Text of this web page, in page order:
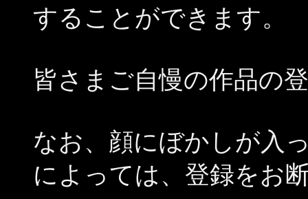
することができます。
皆さまご自慢の作品の
なお、顔にぼかしが入
によっては、登録をお